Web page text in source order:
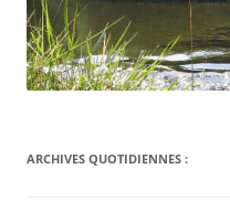
ARCHIVES QUOTIDIENNES :